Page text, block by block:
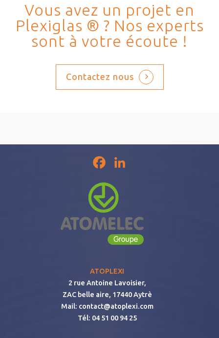
Vous avez un projet en
Plexiglas ® ? Nos experts
sont à votre écoute !
Contactez nous
Facebook
ATOPLEXI
2 rue Antoine Lavoisier,
ZAC belle aire, 17440 Aytrè
Mail: contact@atoplexi.com
Tél: 04 51 00 94 25